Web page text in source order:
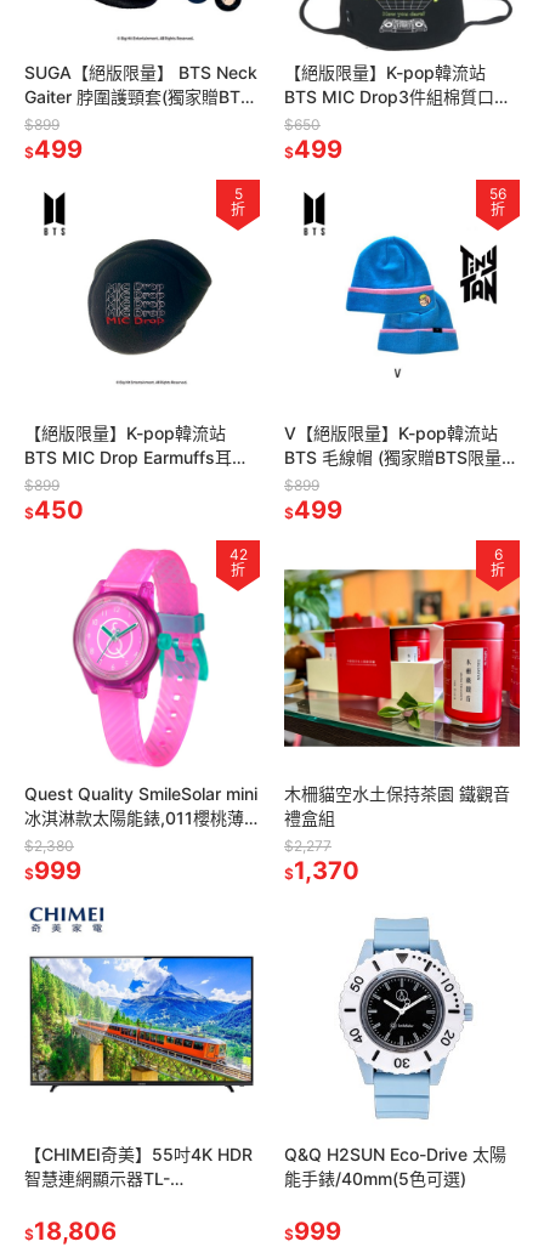
SUGA【絕版限量】 BTS Neck
Gaiter 脖圍護頸套(獨家贈BTS
限量海報一張，送完為止) (外
盒損)
$899
$499
【絕版限量】K-pop韓流站
BTS MIC Drop3件組棉質口罩
(獨家贈BTS限量海報一張，送
完為止)
$650
$499
5
折
【絕版限量】K-pop韓流站
BTS MIC Drop Earmuffs耳罩
(獨家贈BTS限量海報一張，送
完為止)
$899
$450
56
折
V【絕版限量】K-pop韓流站
BTS 毛線帽 (獨家贈BTS限量海
報一張，送完為止)
$899
$499
42
折
Quest Quality SmileSolar mini
冰淇淋款太陽能錶,011櫻桃薄
荷,30mm
$2,380
$999
6
折
木柵貓空水土保持茶園 鐵觀音
禮盒組
$2,277
$1,370
【CHIMEI奇美】55吋4K HDR
智慧連網顯示器TL-
$18,806
Q&Q H2SUN Eco-Drive 太陽
能手錶/40mm(5色可選)
$999